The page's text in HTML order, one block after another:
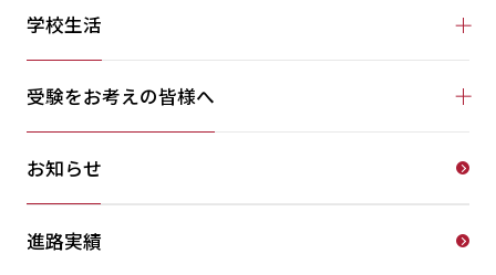
学校生活
受験をお考えの皆様へ
お知らせ
進路実績